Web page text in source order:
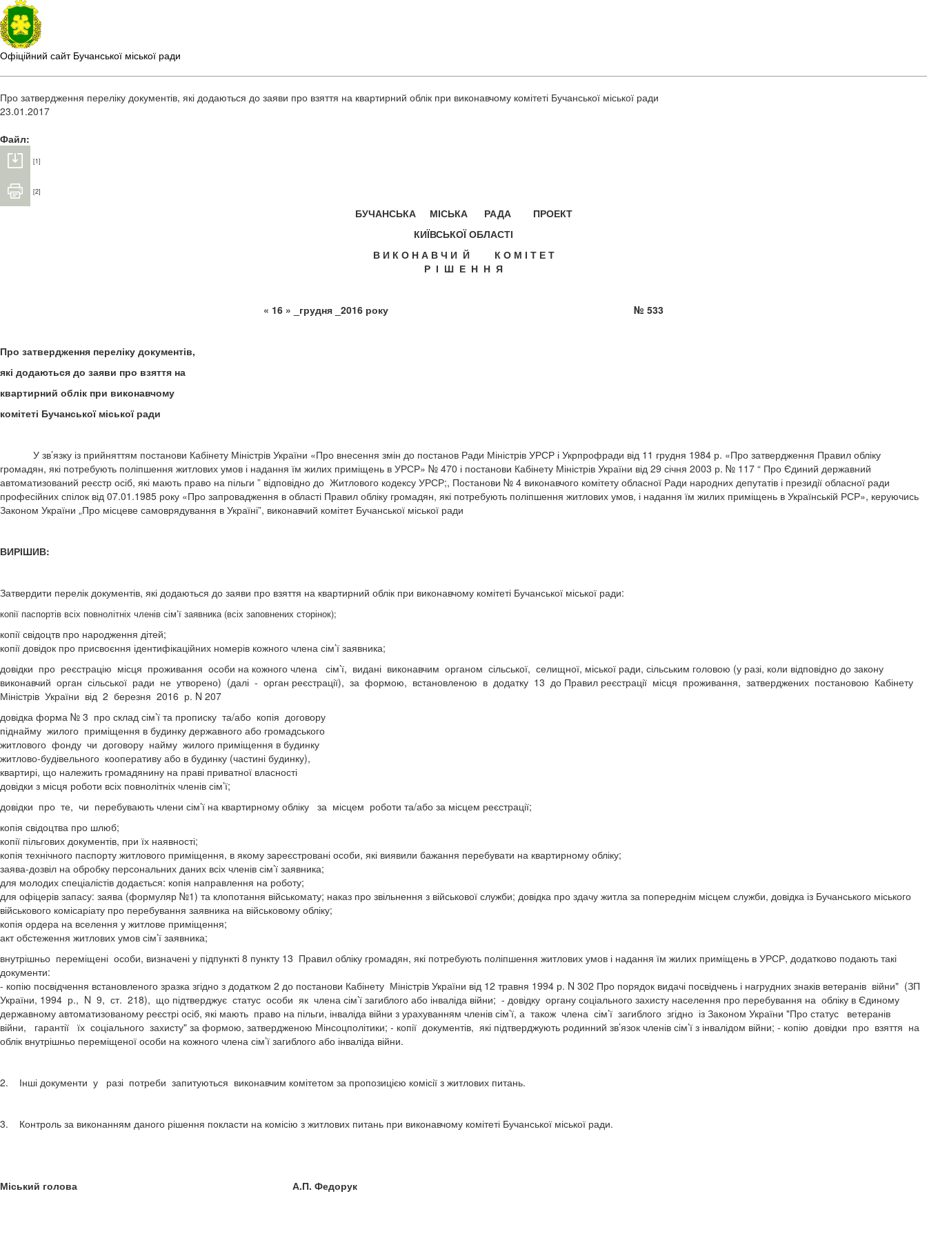
Офіційний сайт Бучанської міської ради
Про затвердження переліку документів, які додаються до заяви про взяття на квартирний облік при виконавчому комітеті Бучанської міської ради
23.01.2017
Файл:
[1]
[2]
БУЧАНСЬКА МІСЬКА РАДА ПРОЕКТ
КИЇВСЬКОЇ ОБЛАСТІ
В И К О Н А В Ч И Й К О М І Т Е Т
Р І Ш Е Н Н Я
« 16 » _грудня _2016 року № 533
Про затвердження переліку документів,
які додаються до заяви про взяття на
квартирний облік при виконавчому
комітеті Бучанської міської ради
У зв’язку із прийняттям постанови Кабінету Міністрів України «Про внесення змін до постанов Ради Міністрів УРСР і Укрпрофради від 11 грудня 1984 р. «Про затвердження Правил обліку
громадян, які потребують поліпшення житлових умов і надання їм жилих приміщень в УРСР» № 470 і постанови Кабінету Міністрів України від 29 січня 2003 р. № 117 “ Про Єдиний державний
автоматизований реєстр осіб, які мають право на пільги ” відповідно до Житлового кодексу УРСР;, Постанови № 4 виконавчого комітету обласної Ради народних депутатів і президії обласної ради
професійних спілок від 07.01.1985 року «Про запровадження в області Правил обліку громадян, які потребують поліпшення житлових умов, і надання їм жилих приміщень в Українській РСР», керуючись
Законом України „Про місцеве самоврядування в Україні”, виконавчий комітет Бучанської міської ради
ВИРІШИВ:
Затвердити перелік документів, які додаються до заяви про взяття на квартирний облік при виконавчому комітеті Бучанської міської ради:
копії паспортів всіх повнолітніх членів сім’ї заявника (всіх заповнених сторінок);
копії свідоцтв про народження дітей;
копії довідок про присвоєння ідентифікаційних номерів кожного члена сім’ї заявника;
довідки про реєстрацію місця проживання особи на кожного члена сім’ї, видані виконавчим органом сільської, селищної, міської ради, сільським головою (у разі, коли відповідно до закону
виконавчий орган сільської ради не утворено) (далі - орган реєстрації), за формою, встановленою в додатку 13 до Правил реєстрації місця проживання, затверджених постановою Кабінету
Міністрів України від 2 березня 2016 р. N 207
довідка форма № 3 про склад сім’ї та прописку та/або копія договору
піднайму жилого приміщення в будинку державного або громадського
житлового фонду чи договору найму жилого приміщення в будинку
житлово-будівельного кооперативу або в будинку (частині будинку),
квартирі, що належить громадянину на праві приватної власності
довідки з місця роботи всіх повнолітніх членів сім’ї;
довідки про те, чи перебувають члени сім’ї на квартирному обліку за місцем роботи та/або за місцем реєстрації;
копія свідоцтва про шлюб;
копії пільгових документів, при їх наявності;
копія технічного паспорту житлового приміщення, в якому зареєстровані особи, які виявили бажання перебувати на квартирному обліку;
заява-дозвіл на обробку персональних даних всіх членів сім’ї заявника;
для молодих спеціалістів додається: копія направлення на роботу;
для офіцерів запасу: заява (формуляр №1) та клопотання військомату; наказ про звільнення з військової служби; довідка про здачу житла за попереднім місцем служби, довідка із Бучанського міського
військового комісаріату про перебування заявника на військовому обліку;
копія ордера на вселення у житлове приміщення;
акт обстеження житлових умов сім’ї заявника;
внутрішньо переміщені особи, визначені у підпункті 8 пункту 13 Правил обліку громадян, які потребують поліпшення житлових умов і надання їм жилих приміщень в УРСР, додатково подають такі
документи:
- копію посвідчення встановленого зразка згідно з додатком 2 до постанови Кабінету Міністрів України від 12 травня 1994 р. N 302 Про порядок видачі посвідчень і нагрудних знаків ветеранів війни" (ЗП
України, 1994 р., N 9, ст. 218), що підтверджує статус особи як члена сім’ї загиблого або інваліда війни; - довідку органу соціального захисту населення про перебування на обліку в Єдиному
державному автоматизованому реєстрі осіб, які мають право на пільги, інваліда війни з урахуванням членів сім’ї, а також члена сім’ї загиблого згідно із Законом України "Про статус ветеранів
війни, гарантії їх соціального захисту" за формою, затвердженою Мінсоцполітики; - копії документів, які підтверджують родинний зв’язок членів сім’ї з інвалідом війни; - копію довідки про взяття на
облік внутрішньо переміщеної особи на кожного члена сім’ї загиблого або інваліда війни.
2. Інші документи у разі потреби запитуються виконавчим комітетом за пропозицією комісії з житлових питань.
3. Контроль за виконанням даного рішення покласти на комісію з житлових питань при виконавчому комітеті Бучанської міської ради.
Міський голова А.П. Федорук